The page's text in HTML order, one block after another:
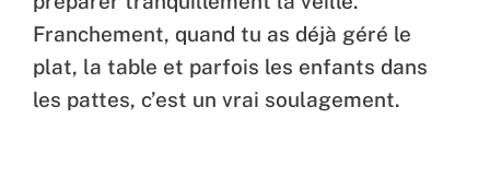
Franchement, quand tu as déjà géré le
plat, la table et parfois les enfants dans
les pattes, c’est un vrai soulagement.